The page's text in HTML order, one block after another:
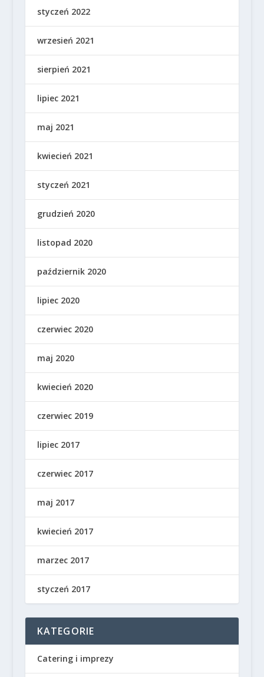
styczeń 2022
wrzesień 2021
sierpień 2021
lipiec 2021
maj 2021
kwiecień 2021
styczeń 2021
grudzień 2020
listopad 2020
październik 2020
lipiec 2020
czerwiec 2020
maj 2020
kwiecień 2020
czerwiec 2019
lipiec 2017
czerwiec 2017
maj 2017
kwiecień 2017
marzec 2017
styczeń 2017
KATEGORIE
Catering i imprezy